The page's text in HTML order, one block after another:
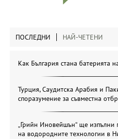
ПОСЛЕДНИ НАЙ-ЧЕТЕНИ
Как България стана батерията
Турция, Саудитска Арабия и
споразумение за съвместна
„Грийн Иновейшън“ ще изпълни
на водородните технологии в